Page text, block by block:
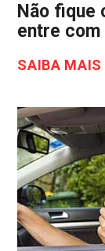
Não fique
entre
SAIBA MAIS